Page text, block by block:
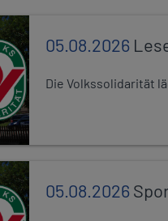
05.08.2026
Die Volkssolidarität
05.08.2026